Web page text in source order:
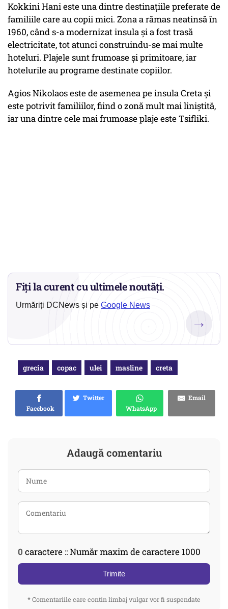
Kokkini Hani este una dintre destinațiile preferate de
familiile care au copii mici. Zona a rămas neatinsă în
1960, când s-a modernizat insula și a fost trasă
electricitate, tot atunci construindu-se mai multe
hoteluri. Plajele sunt frumoase și primitoare, iar
hotelurile au programe destinate copiilor.
Agios Nikolaos este de asemenea pe insula Creta și
este potrivit familiilor, fiind o zonă mult mai liniștită,
iar una dintre cele mai frumoase plaje este Tsifliki.
Fiți la curent cu ultimele noutăți.
Urmăriți DCNews și pe Google News
→
grecia copac ulei masline creta
Facebook
Twitter
WhatsApp
Email
Adaugă comentariu
0 caractere :: Număr maxim de caractere 1000
Trimite
* Comentariile care contin limbaj vulgar vor fi suspendate